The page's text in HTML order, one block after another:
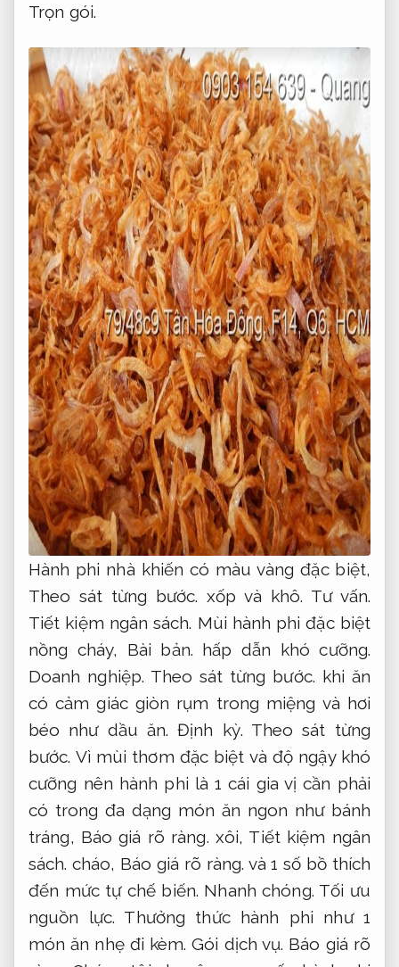
Trọn gói.
Hành phi nhà khiến có màu vàng đặc biệt,
Theo sát từng bước. ​​xốp và khô. Tư vấn.
Tiết kiệm ngân sách. Mùi hành phi đặc biệt
nồng cháy, Bài bản. hấp dẫn khó cưỡng.
Doanh nghiệp. Theo sát từng bước. khi ăn
có cảm giác giòn rụm trong miệng và hơi
béo như dầu ăn.Định kỳ. Theo sát từng
bước. Vì mùi thơm đặc biệt và độ ngậy khó
cưỡng nên hành phi là 1 cái gia vị cần phải
có trong đa dạng món ăn ngon như bánh
tráng, Báo giá rõ ràng. xôi, Tiết kiệm ngân
sách. cháo, Báo giá rõ ràng. và 1 số bồ thích
đến mức tự chế biến. Nhanh chóng. Tối ưu
nguồn lực. Thưởng thức hành phi như 1
món ăn nhẹ đi kèm.Gói dịch vụ. Báo giá rõ